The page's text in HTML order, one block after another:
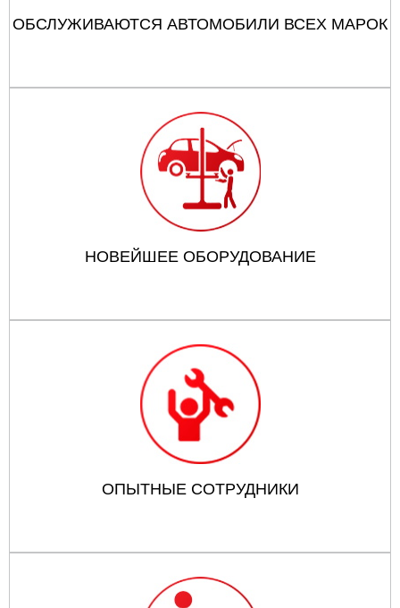
ОБСЛУЖИВАЮТСЯ АВТОМОБИЛИ ВСЕХ МАРОК
НОВЕЙШЕЕ ОБОРУДОВАНИЕ
ОПЫТНЫЕ СОТРУДНИКИ